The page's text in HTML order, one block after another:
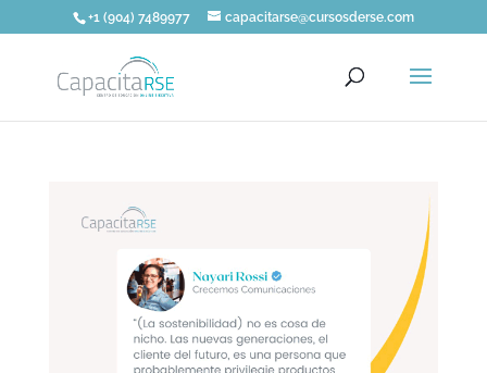
+1 (904) 7489977 capacitarse@cursosderse.com